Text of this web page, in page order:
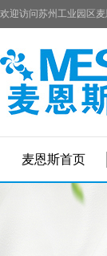
欢迎访问苏州工业园区
麦恩斯首页